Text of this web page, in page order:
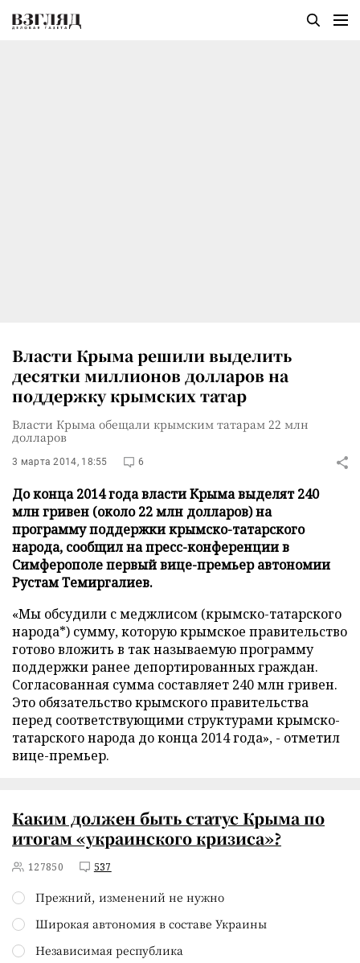
Власти Крыма решили выделить
десятки миллионов долларов на
поддержку крымских татар
Власти Крыма обещали крымским татарам 22 млн
долларов
3 марта 2014, 18:55 6
До конца 2014 года власти Крыма выделят 240
млн гривен (около 22 млн долларов) на
программу поддержки крымско-татарского
народа, сообщил на пресс-конференции в
Симферополе первый вице-премьер автономии
Рустам Темиргалиев.
«Мы обсудили с меджлисом (крымско-татарского
народа*) сумму, которую крымское правительство
готово вложить в так называемую программу
поддержки ранее депортированных граждан.
Согласованная сумма составляет 240 млн гривен.
Это обязательство крымского правительства
перед соответствующими структурами крымско-
татарского народа до конца 2014 года», - отметил
вице-премьер.
Каким должен быть статус Крыма по
итогам «украинского кризиса»?
127850 537
Прежний, изменений не нужно
Широкая автономия в составе Украины
Независимая республика